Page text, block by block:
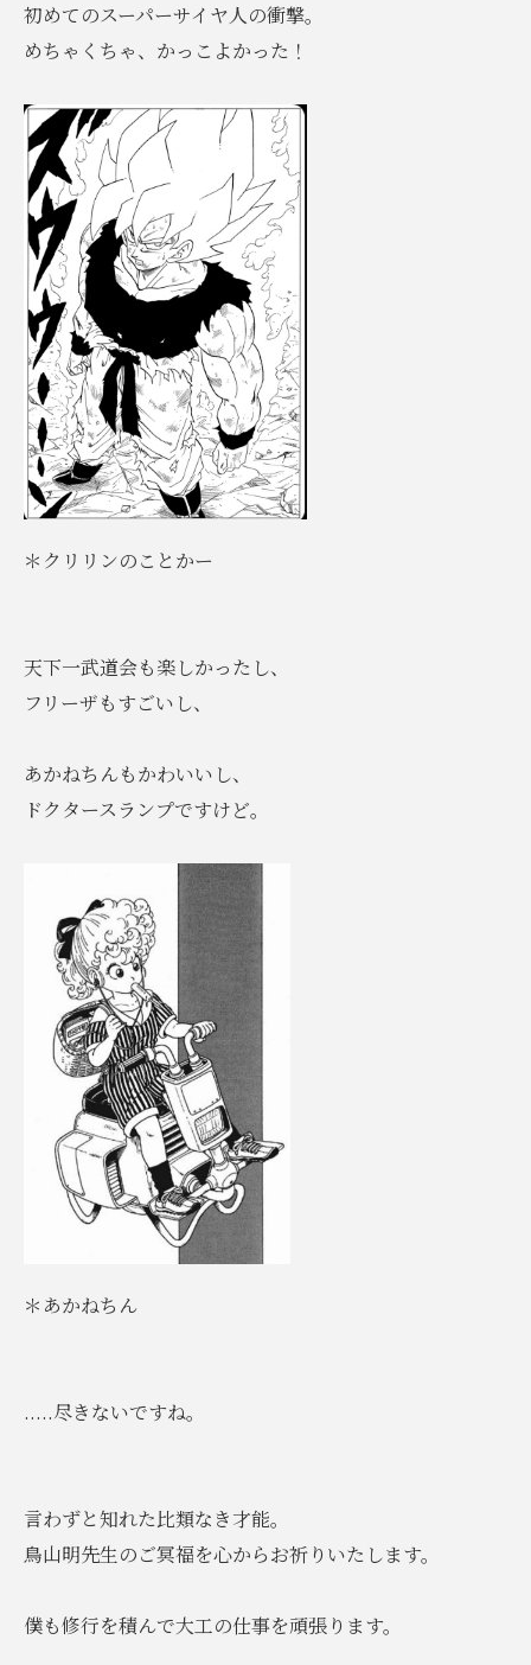
初めてのスーパーサイヤ人の衝撃。
めちゃくちゃ、かっこよかった！
＊クリリンのことかー
天下一武道会も楽しかったし、
フリーザもすごいし、
あかねちんもかわいいし、
ドクタースランプですけど。
＊あかねちん
.....尽きないですね。
言わずと知れた比類なき才能。
鳥山明先生のご冥福を心からお祈りいたします。
僕も修行を積んで大工の仕事を頑張ります。